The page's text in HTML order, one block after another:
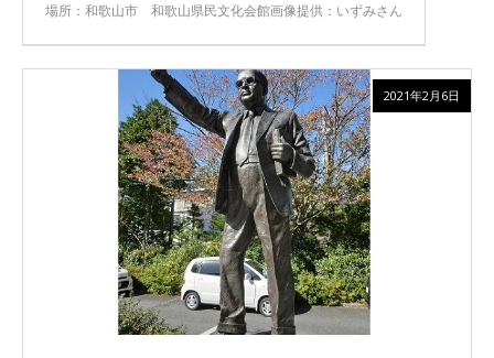
場所：和歌山市 和歌山県民文化会館画像提供：いずみさん
2021年2月6日